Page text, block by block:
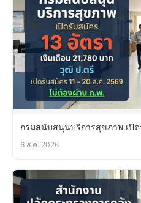
กรมสนับสนุนบริการสุขภาพ เปิ
6 ส.ค. 2026